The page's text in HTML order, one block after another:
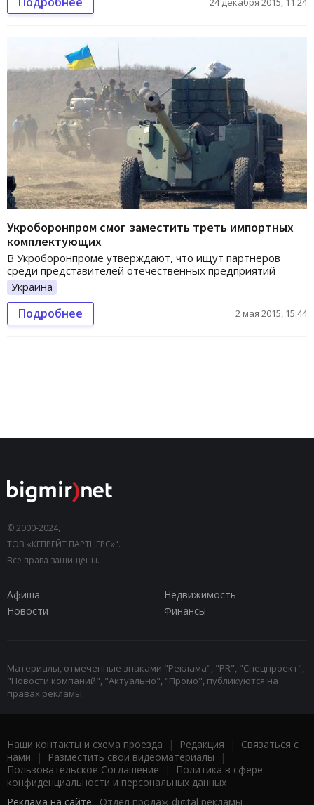
Укроборонпром смог заместить треть импортных
комплектующих
В Укроборонпроме утверждают, что ищут партнеров
среди представителей отечественных предприятий
Украина
Подробнее 2 мая 2015, 15:44
© 2000-2024,
ТОВ «КЕПРЕЙТ ПАРТНЕРС»".
Все права защищены.
Афиша
Недвижимость
Новости
Финансы
Материалы, отмеченные знаками "Реклама", "PR", "Спецпроект",
"Новости компаний", "Актуально", "Промо", публикуются на
правах рекламы.
Наши контакты и схема проезда | Редакция | Связаться с
нами | Разместить свои видеоматериалы |
Пользовательское Соглашение |
Политика в сфере
конфиденциальности и персональных данных
Реклама на сайте: Отдел продаж digital рекламы